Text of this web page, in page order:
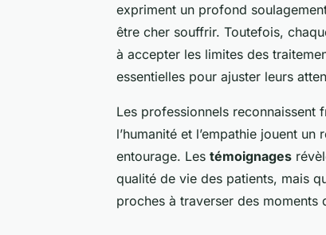
expriment un profond
être cher souffrir. Toutefois,
à accepter les limites des
essentielles pour ajuster leurs
Les professionnels reconnaissent
l’humanité et l’empathie jouent
entourage. Les témoignages
qualité de vie des patients, mais
proches à traverser des